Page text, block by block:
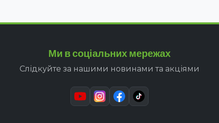
Ми в соціальних мережах
Слідкуйте за нашими новинами та акціями